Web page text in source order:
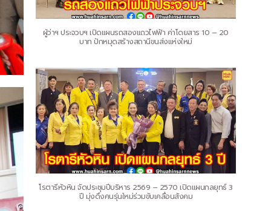
ผู้ว่าฯ ประจวบฯ เปิดแผนรถสองแถวไฟฟ้า ค่าโดยสาร 10 – 20
บาท ปักหมุดสร้างสถานีขนส่งแห่งใหม่
โรตารีหัวหิน จัดประชุมปีบริหาร 2569 – 2570 เปิดแผนกลยุทธ์ 3
ปี มุ่งดึงคนรุ่นใหม่ร่วมขับเคลื่อนสังคม